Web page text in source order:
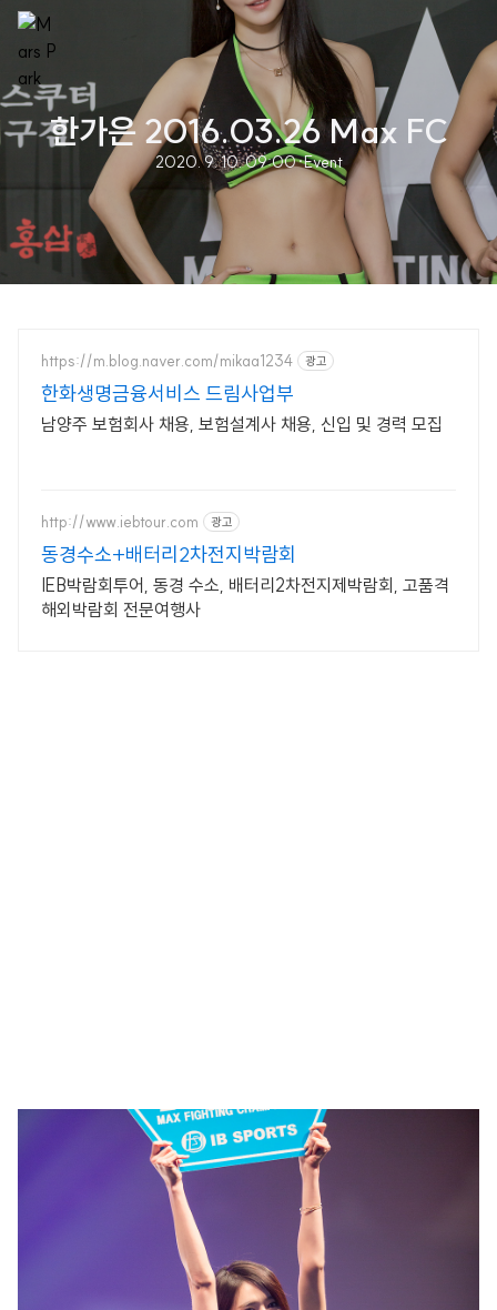
한가은 2016.03.26 Max FC
2020. 9. 10. 09:00·Event
https://m.blog.naver.com/mikaa1234 광고
한화생명금융서비스 드림사업부
남양주 보험회사 채용, 보험설계사 채용, 신입 및 경력 모집
http://www.iebtour.com 광고
동경수소+배터리2차전지박람회
IEB박람회투어, 동경 수소, 배터리2차전지제박람회, 고품격
해외박람회 전문여행사